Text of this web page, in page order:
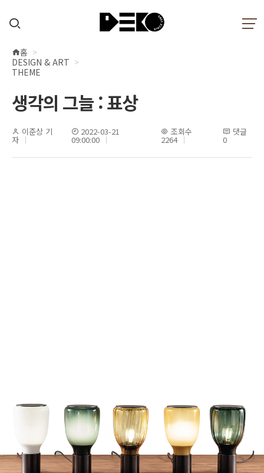
현
재
치
홈
DESIGN & ART
THEME
생각의 그늘 : 표상
이준상 기
자
2022-03-21
09:00:00
조회수
2264
댓글
0